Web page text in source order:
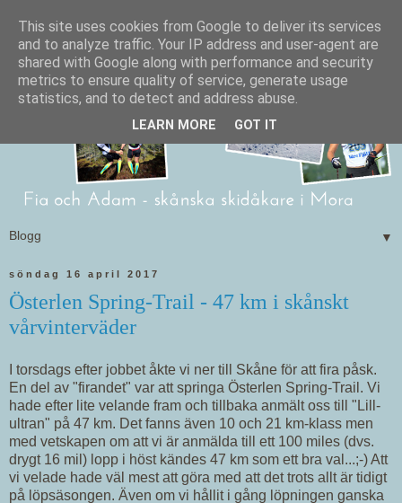
▼
söndag 16 april 2017
Österlen Spring-Trail - 47 km i skånskt
vårvinterväder
I torsdags efter jobbet åkte vi ner till Skåne för att fira påsk.
En del av "firandet" var att springa Österlen Spring-Trail. Vi
hade efter lite velande fram och tillbaka anmält oss till "Lill-
ultran" på 47 km. Det fanns även 10 och 21 km-klass men
med vetskapen om att vi är anmälda till ett 100 miles (dvs.
drygt 16 mil) lopp i höst kändes 47 km som ett bra val...;-) Att
vi velade hade väl mest att göra med att det trots allt är tidigt
på löpsäsongen. Även om vi hållit i gång löpningen ganska
This site uses cookies from Google to deliver its services
and to analyze traffic. Your IP address and user-agent are
shared with Google along with performance and security
metrics to ensure quality of service, generate usage
statistics, and to detect and address abuse.
LEARN MORE GOT IT